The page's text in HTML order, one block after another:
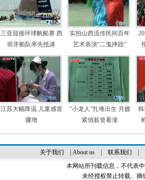
三亚迎接环球帆船赛 西
班牙船队率先抵港
实拍山西流传民间百年
艺术表演“二鬼摔跤”
江苏大幅降温 儿童感冒
骤增
“小龙人”扎堆出生 月嫂
紧俏薪资看涨
关于我们 About us| 联系我们
本网站所刊载信息，不代表
未经授权禁止转载、摘